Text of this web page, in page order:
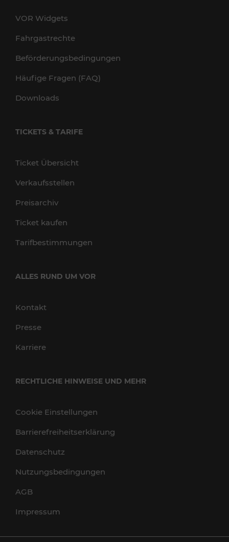
VOR Widgets
Fahrgastrechte
Beförderungsbedingungen
Häufige Fragen (FAQ)
Downloads
TICKETS & TARIFE
Ticket Übersicht
Verkaufsstellen
Preisarchiv
Ticket kaufen
Tarifbestimmungen
ALLES RUND UM VOR
Kontakt
Presse
Karriere
RECHTLICHE HINWEISE UND MEHR
Cookie Einstellungen
Barrierefreiheitserklärung
Datenschutz
Nutzungsbedingungen
AGB
Impressum